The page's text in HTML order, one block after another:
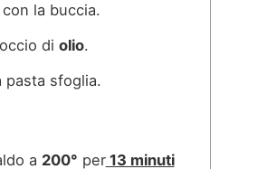
con la buccia.
di olio.
sfoglia.
a 200° per13 minuti